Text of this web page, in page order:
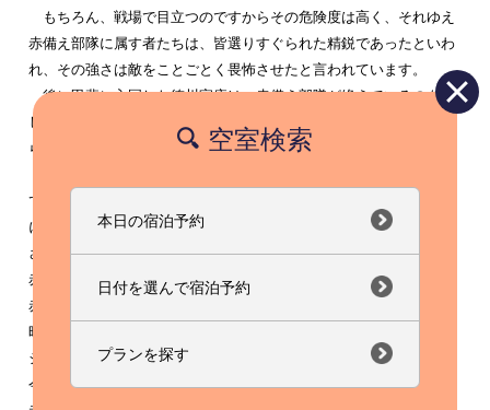
もちろん、戦場で目立つのですからその危険度は高く、それゆえ
赤備え部隊に属す者たちは、皆選りすぐられた精鋭であったといわ
れ、その強さは敵をことごとく畏怖させたと言われています。
後に甲斐に入国した徳川家康は、赤備え部隊が絶えているのを惜
しみ、家臣である井伊直政のもとに昌景の家臣(赤備え隊の者たち)
らを仕官させ、赤備え部隊を復活させました。
ていた赤備え部隊が、どれだけの畏怖と畏敬の念を持って、敵味方
に見られていたかがわかります。
さてそんな前置きはほどほどに…今年も、赤祭りがやってきます。
赤い車が彦根に集結！
赤祭り2009 今年で３年目？ すいませんはっきり覚えてません。
昨年、見に行ったときはさすがに「赤」の迫力に圧倒されました。
シルバーの車で行ったのが恥ずかしいくらい周りは赤、赤、赤。
今年は、何百いや何千台の赤い車が彦根に集結するのでしょうか？
空室検索
本日の宿泊予約
日付を選んで宿泊予約
プランを探す